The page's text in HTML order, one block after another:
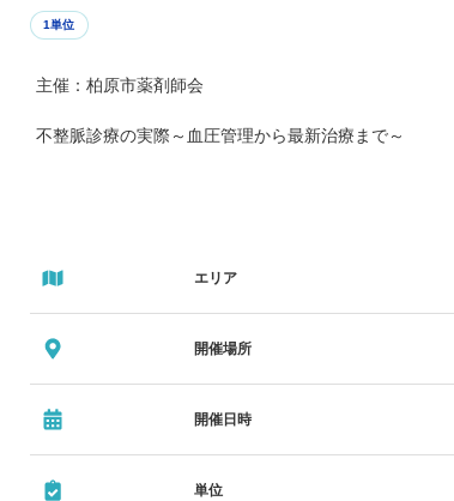
1単位
主催：柏原市薬剤師会
不整脈診療の実際～血圧管理から最新治療まで～
エリア
開催場所
開催日時
単位